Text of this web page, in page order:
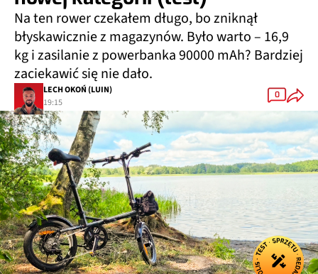
Na ten rower czekałem długo, bo zniknął
błyskawicznie z magazynów. Było warto – 16,9
kg i zasilanie z powerbanka 90000 mAh? Bardziej
zaciekawić się nie dało.
LECH OKOŃ (LUIN)
19:15
0